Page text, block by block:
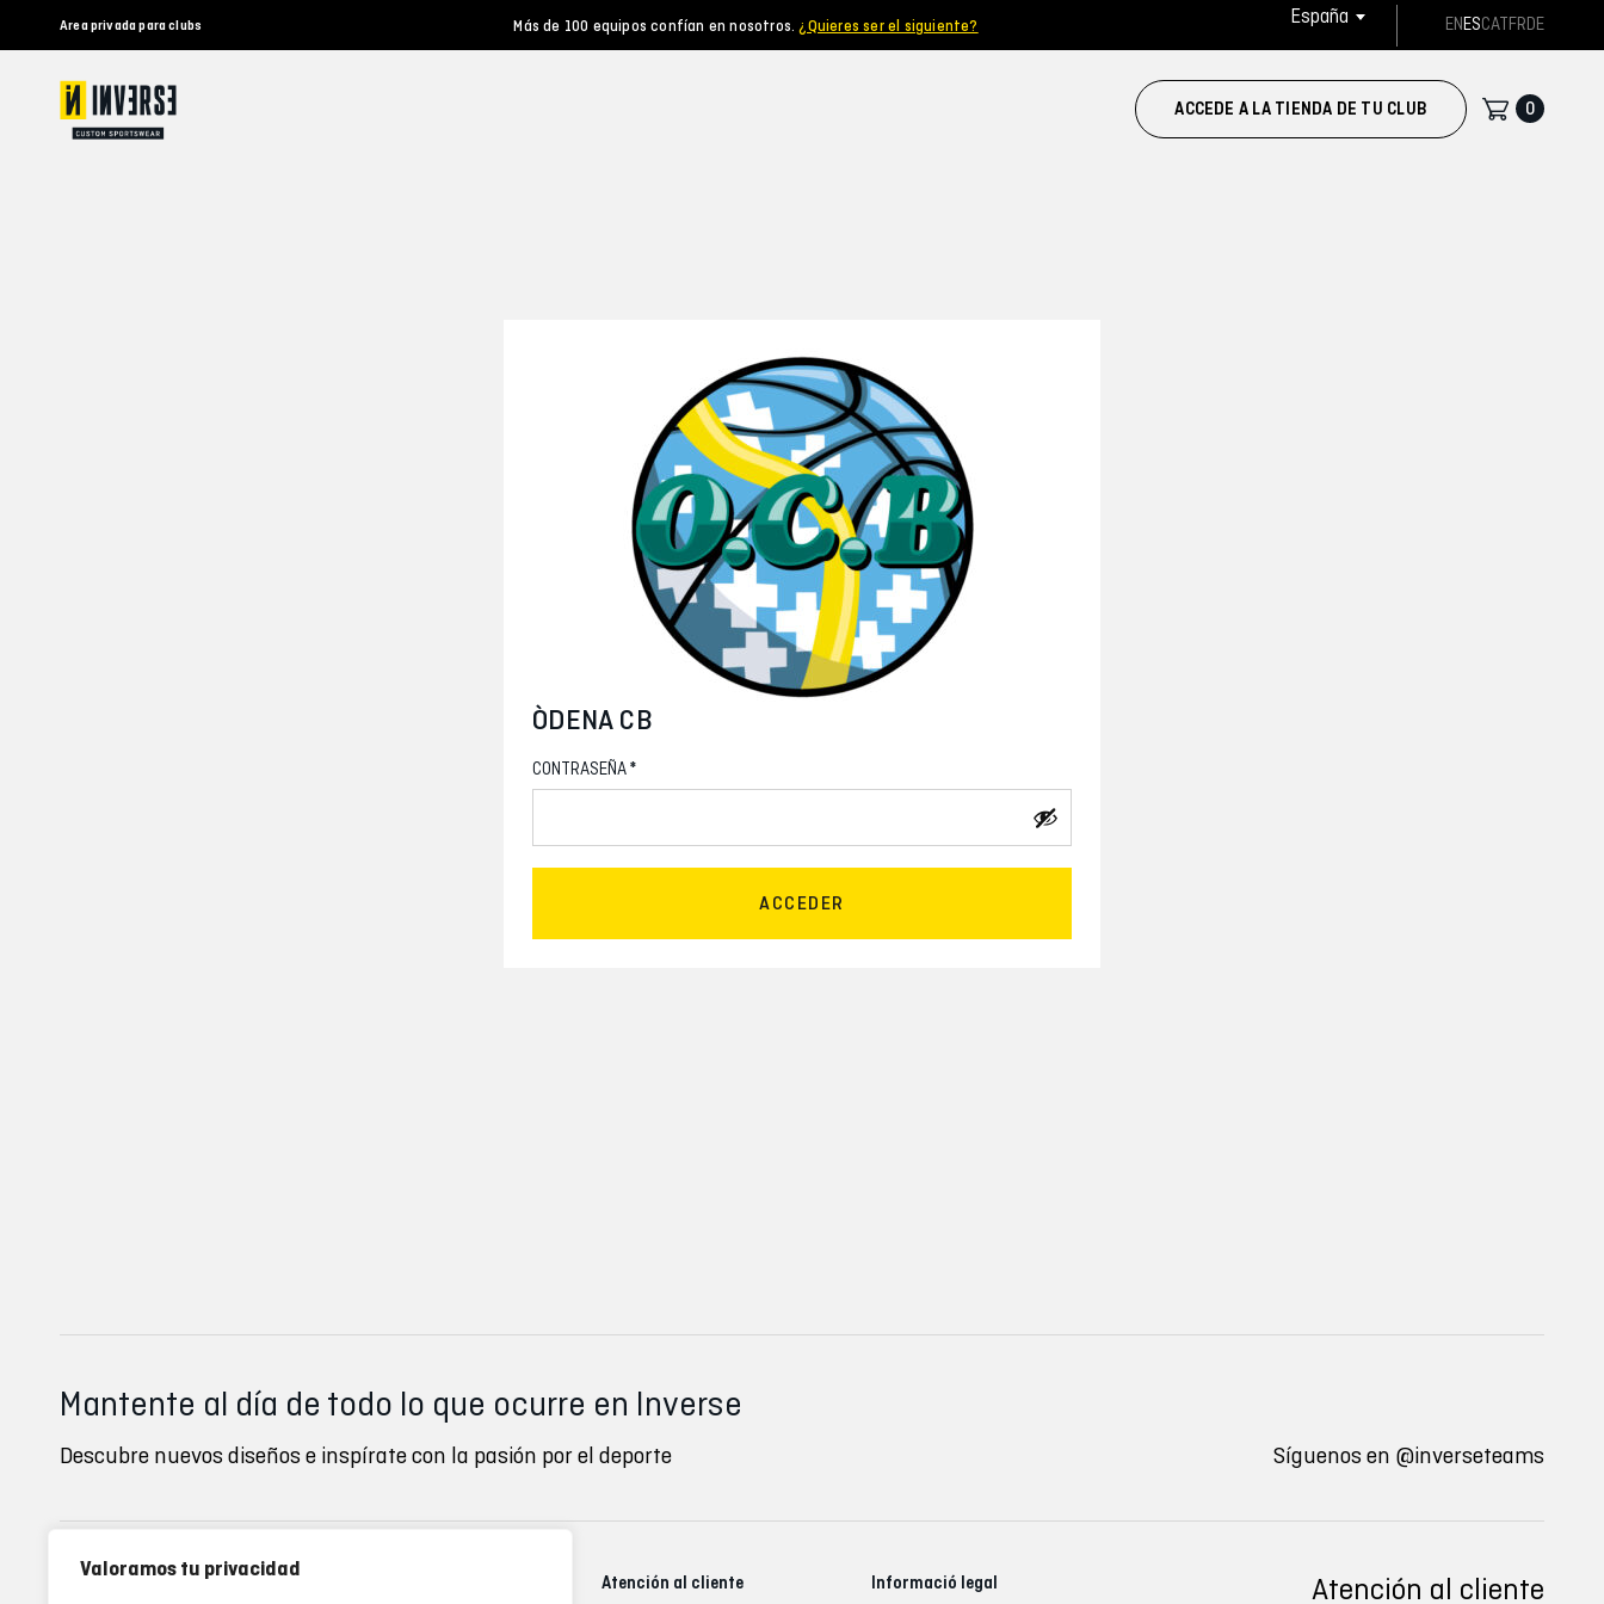
Valoramos tu privacidad
Area privada para clubs Más de 100 equipos confían en nosotros. ¿Quieres ser el siguiente? España EN ESCATFRDE
ACCEDE A LA TIENDA DE TU CLUB 0
ÒDENA CB
CONTRASEÑA*
ACCEDER
Mantente al día de todo lo que ocurre en Inverse
Descubre nuevos diseños e inspírate con la pasión por el deporte Síguenos en @inverseteams
Atención al cliente Informació legal Atención al cliente